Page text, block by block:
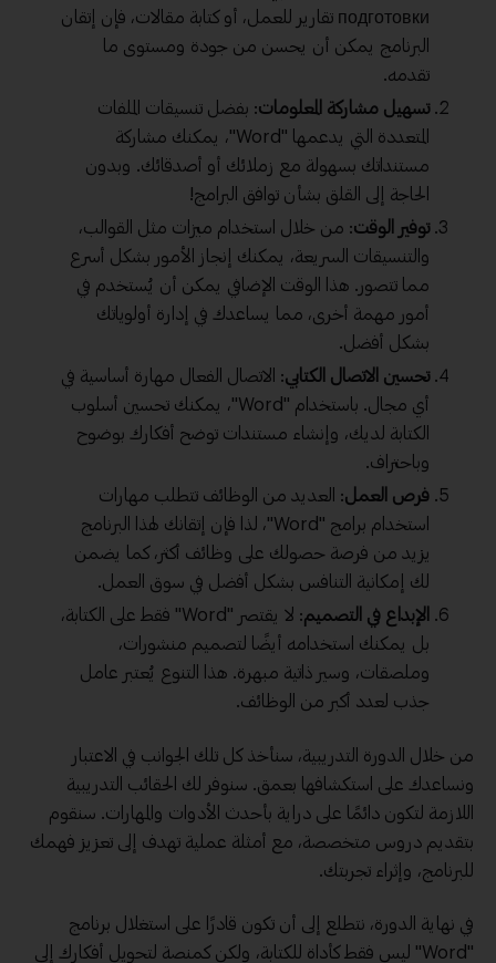
подготовки تقارير للعمل، أو كتابة مقالات، فإن إتقان
البرنامج يمكن أن يحسن من جودة ومستوى ما
تقدمه.
تسهيل مشاركة المعلومات: بفضل تنسيقات الملفات
المتعددة التي يدعمها "Word"، يمكنك مشاركة
مستنداتك بسهولة مع زملائك أو أصدقائك. وبدون
الحاجة إلى القلق بشأن توافق البرامج!
توفير الوقت: من خلال استخدام ميزات مثل القوالب،
والتنسيقات السريعة، يمكنك إنجاز الأمور بشكل أسرع
مما تتصور. هذا الوقت الإضافي يمكن أن يُستخدم في
أمور مهمة أخرى، مما يساعدك في إدارة أولوياتك
بشكل أفضل.
تحسين الاتصال الكتابي: الاتصال الفعال مهارة أساسية في
أي مجال. باستخدام "Word"، يمكنك تحسين أسلوب
الكتابة لديك، وإنشاء مستندات توضح أفكارك بوضوح
وباحتراف.
فرص العمل: العديد من الوظائف تتطلب مهارات
استخدام برامج "Word"، لذا فإن إتقانك لهذا البرنامج
يزيد من فرصة حصولك على وظائف أكثر، كما يضمن
لك إمكانية التنافس بشكل أفضل في سوق العمل.
الإبداع في التصميم
: لا يقتصر "Word" فقط على الكتابة،
بل يمكنك استخدامه أيضًا لتصميم منشورات،
وملصقات، وسير ذاتية مبهرة. هذا التنوع يُعتبر عامل
جذب لعدد أكبر من الوظائف.
من خلال الدورة التدريبية، سنأخذ كل تلك الجوانب في الاعتبار
ونساعدك على استكشافها بعمق. سنوفر لك الحقائب التدريبية
اللازمة لتكون دائمًا على دراية بأحدث الأدوات والمهارات. سنقوم
بتقديم دروس متخصصة، مع أمثلة عملية تهدف إلى تعزيز فهمك
للبرنامج، وإثراء تجربتك.
في نهاية الدورة، نتطلع إلى أن تكون قادرًا على استغلال برنامج
"Word" ليس فقط كأداة للكتابة، ولكن كمنصة لتحويل أفكارك إلى